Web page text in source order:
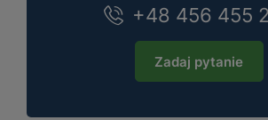
+48 456 455
Zadaj pytanie